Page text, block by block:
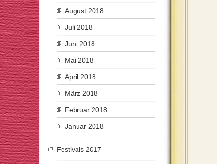
August 2018
Juli 2018
Juni 2018
Mai 2018
April 2018
März 2018
Februar 2018
Januar 2018
Festivals 2017